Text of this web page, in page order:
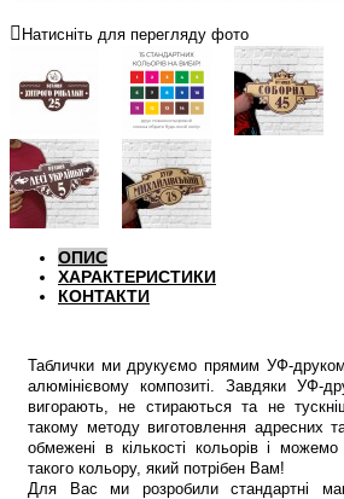
Натисніть для перегляду фото
ОПИС
ХАРАКТЕРИСТИКИ
КОНТАКТИ
Таблички ми друкуємо прямим УФ-
алюмінієвому композиті. Завдяки УФ-
вигорають, не стираються та не
такому методу виготовлення адресних
обмежені в кількості кольорів і
такого кольору, який потрібен Вам!
Для Вас ми розробили стандартні